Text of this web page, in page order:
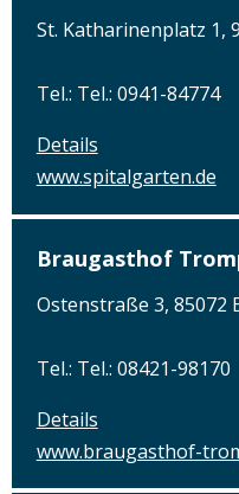
St. Katharinenplatz 1,
Tel.: Tel.: 0941-84774
Details
www.spitalgarten.de
Braugasthof
Ostenstraße 3, 85072
Tel.: Tel.: 08421-98170
Details
www.braugasthof-